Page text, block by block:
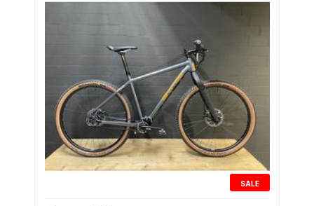
SALE